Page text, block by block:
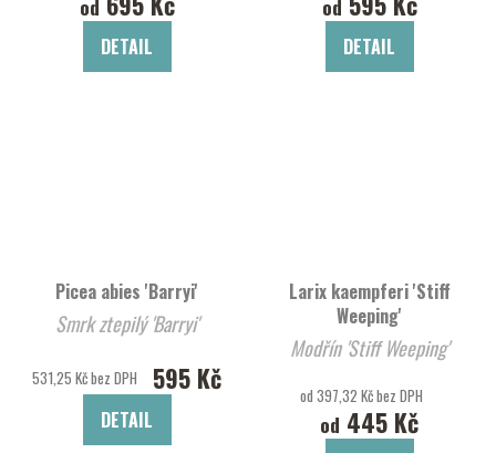
od
DETAIL
od
DETAIL
Picea abies 'Barryi'
Smrk ztepilý 'Barryi'
531,25 Kč bez DPH 595 Kč
DETAIL
Larix kaempferi 'Stiff
Weeping'
Modřín 'Stiff Weeping'
od 397,32 Kč bez DPH
od 445 Kč